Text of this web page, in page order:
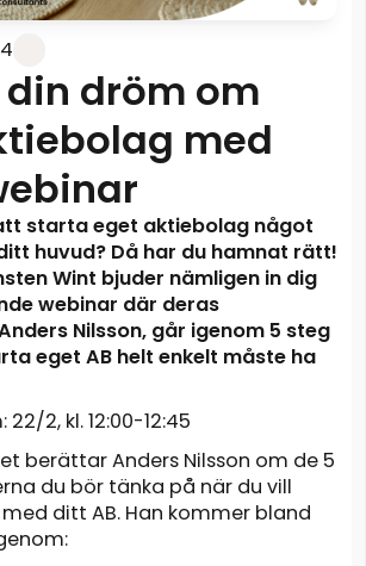
dröm om
med
starta eget aktiebolag något
huvud? Då har du hamnat rätt!
Wint bjuder nämligen in dig
webinar där deras
Nilsson, går igenom 5 steg
eget AB helt enkelt måste ha
2, kl. 12:00-12:45
berättar Anders Nilsson om de 5
du bör tänka på när du vill
ditt AB. Han kommer bland